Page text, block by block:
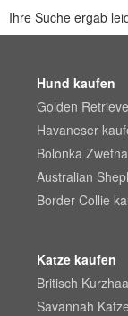
Ihre Suche ergab
Hund kaufen
Golden
Havaneser
Bolonka
Australian
Border Collie
Katze kaufen
Britisch
Savannah